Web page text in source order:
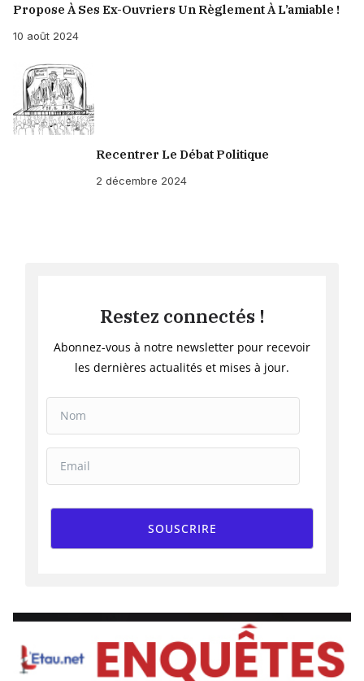
Propose À Ses Ex-Ouvriers Un Règlement À L’amiable !
10 août 2024
Recentrer Le Débat Politique
2 décembre 2024
Restez connectés !
Abonnez-vous à notre newsletter pour recevoir
les dernières actualités et mises à jour.
SOUSCRIRE